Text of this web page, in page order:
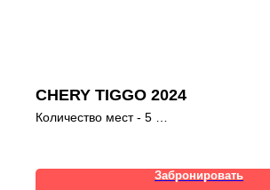
CHERY TIGGO 2024
Количество мест - 5
Цена:
Забронировать